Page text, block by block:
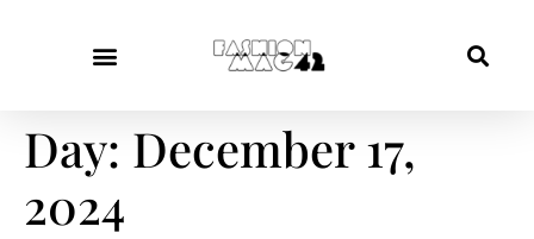
Day: December 17,
2024